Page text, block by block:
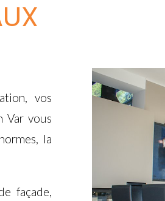
vos
Var vous
la
façade,